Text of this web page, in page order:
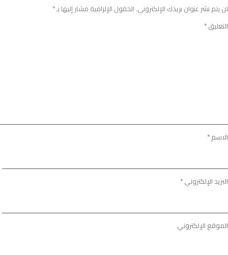
لن يتم نشر عنوان بريدك الإلكتروني. الحقول الإلزامية مشار إليها بـ*
التعليق*
الاسم*
البريد الإلكتروني*
الموقع الإلكتروني